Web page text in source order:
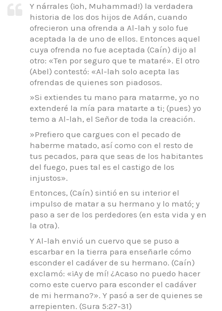
Y nárrales (¡oh, Muhammad!) la verdadera
historia de los dos hijos de Adán, cuando
ofrecieron una ofrenda a Al-lah y solo fue
aceptada la de uno de ellos. Entonces aquel
cuya ofrenda no fue aceptada (Caín) dijo al
otro: «Ten por seguro que te mataré». El otro
(Abel) contestó: «Al-lah solo acepta las
ofrendas de quienes son piadosos.
»Si extiendes tu mano para matarme, yo no
extenderé la mía para matarte a ti; (pues) yo
temo a Al-lah, el Señor de toda la creación.
»Prefiero que cargues con el pecado de
haberme matado, así como con el resto de
tus pecados, para que seas de los habitantes
del fuego, pues tal es el castigo de los
injustos».
Entonces, (Caín) sintió en su interior el
impulso de matar a su hermano y lo mató; y
paso a ser de los perdedores (en esta vida y en
la otra).
Y Al-lah envió un cuervo que se puso a
escarbar en la tierra para enseñarle cómo
esconder el cadáver de su hermano. (Caín)
exclamó: «¡Ay de mí! ¿Acaso no puedo hacer
como este cuervo para esconder el cadáver
de mi hermano?». Y pasó a ser de quienes se
arrepienten. (Sura 5:27-31)